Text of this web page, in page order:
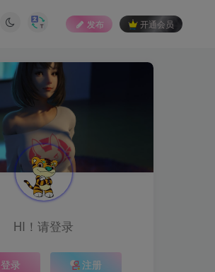
发布 开通会员
HI！请登录
登录 注册